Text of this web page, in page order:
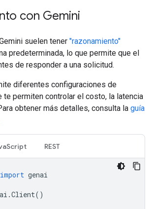
con Gemini
suelen tener "razonamiento"
predeterminada, lo que permite que el
de responder a una solicitud.
diferentes configuraciones de
te permiten controlar el costo, la latencia
obtener más detalles, consulta la guía
REST
import genai
.Client()